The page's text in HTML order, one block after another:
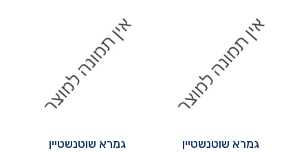
גמרא שוטנשטיין
גמרא שוטנשטיין